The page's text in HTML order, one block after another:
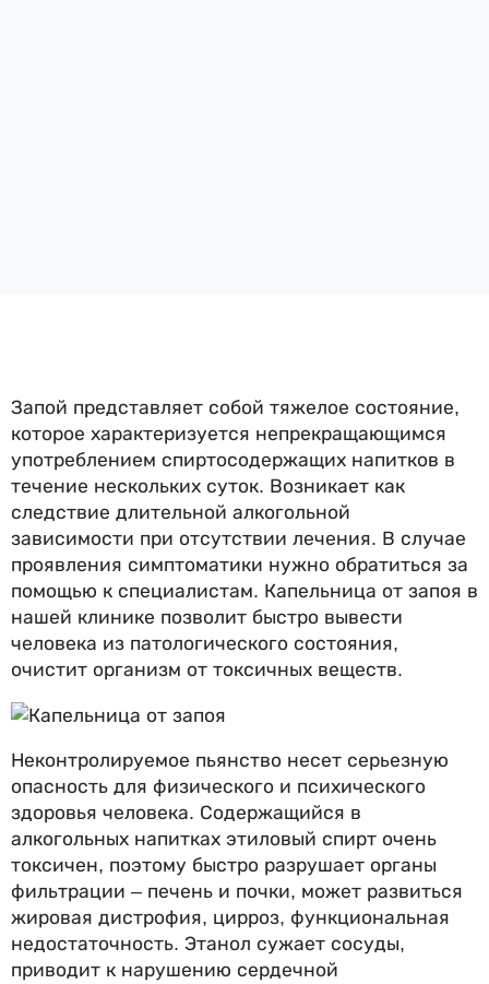
Запой представляет собой тяжелое состояние,
которое характеризуется непрекращающимся
употреблением спиртосодержащих напитков в
течение нескольких суток. Возникает как
следствие длительной алкогольной
зависимости при отсутствии лечения. В случае
проявления симптоматики нужно обратиться за
помощью к специалистам. Капельница от запоя в
нашей клинике позволит быстро вывести
человека из патологического состояния,
очистит организм от токсичных веществ.
Неконтролируемое пьянство несет серьезную
опасность для физического и психического
здоровья человека. Содержащийся в
алкогольных напитках этиловый спирт очень
токсичен, поэтому быстро разрушает органы
фильтрации – печень и почки, может развиться
жировая дистрофия, цирроз, функциональная
недостаточность. Этанол сужает сосуды,
приводит к нарушению сердечной